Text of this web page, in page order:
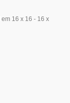
16 x 16 - 16 x